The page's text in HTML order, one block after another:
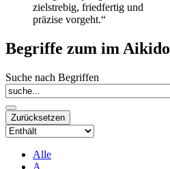
zielstrebig, friedfertig und
präzise vorgeht.“
Begriffe zum im Aikido
Suche nach Begriffen
Alle